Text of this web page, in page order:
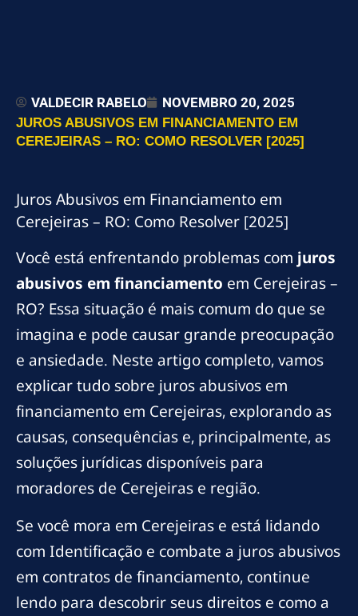
VALDECIR RABELO NOVEMBRO 20, 2025
JUROS ABUSIVOS EM FINANCIAMENTO EM
CEREJEIRAS – RO: COMO RESOLVER [2025]
Juros Abusivos em Financiamento em
Cerejeiras – RO: Como Resolver [2025]
Você está enfrentando problemas com juros
abusivos em financiamento em Cerejeiras –
RO? Essa situação é mais comum do que se
imagina e pode causar grande preocupação
e ansiedade. Neste artigo completo, vamos
explicar tudo sobre juros abusivos em
financiamento em Cerejeiras, explorando as
causas, consequências e, principalmente, as
soluções jurídicas disponíveis para
moradores de Cerejeiras e região.
Se você mora em Cerejeiras e está lidando
com Identificação e combate a juros abusivos
em contratos de financiamento, continue
lendo para descobrir seus direitos e como a